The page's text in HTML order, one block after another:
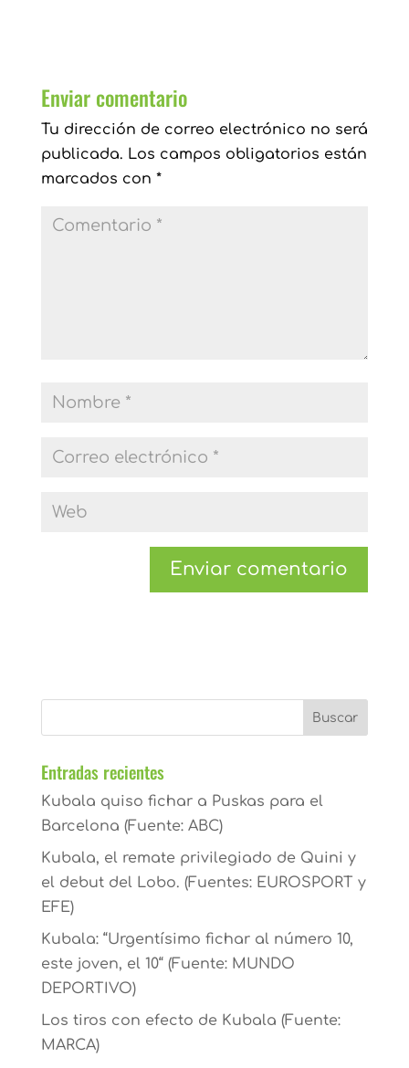
Enviar comentario
Tu dirección de correo electrónico no será
publicada. Los campos obligatorios están
marcados con *
Entradas recientes
Kubala quiso fichar a Puskas para el
Barcelona (Fuente: ABC)
Kubala, el remate privilegiado de Quini y
el debut del Lobo. (Fuentes: EUROSPORT y
EFE)
Kubala: “Urgentísimo fichar al número 10,
este joven, el 10“ (Fuente: MUNDO
DEPORTIVO)
Los tiros con efecto de Kubala (Fuente:
MARCA)